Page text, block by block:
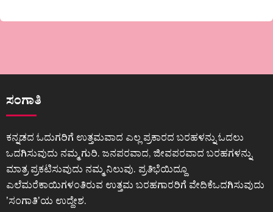
ಸಂಗಾತಿ
ಕನ್ನಡದ ಓದುಗರಿಗೆ ಉತ್ತಮವಾದ ಎಲ್ಲ ಪ್ರಕಾರದ ಬರಹಳನ್ನು ಓದಲು
ಒದಗಿಸುವುದು ನಮ್ಮ ಗುರಿ. ಜನಪರವಾದ, ಜೀವಪರವಾದ ಬರಹಗಳನ್ನು
ಮಾತ್ರ ಪ್ರಕಟಿಸುವುದು ನಮ್ಮ ನಿಲುವು. ಪ್ರತಿಭೆಯಿದ್ದೂ
ಎಲೆಮರೆಕಾಯಿಗಳಂತಿರುವ ಉತ್ತಮ ಬರಹಗಾರರಿಗೆ ವೇದಿಕೆಒದಗಿಸುವುದು
ʼಸಂಗಾತಿʼಯ ಉದ್ದೇಶ.